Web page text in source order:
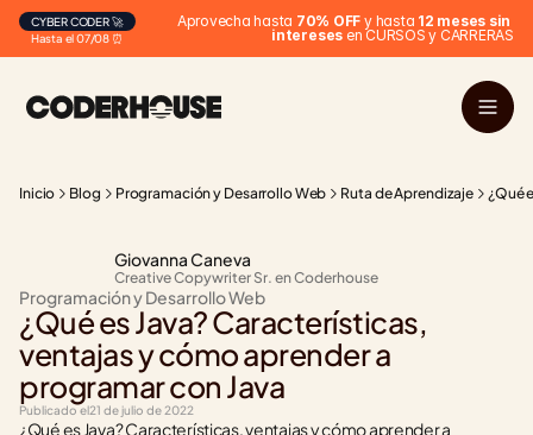
Hasta el 07/08 ⏰
CYBER CODER 🚀 Aprovecha hasta 70% OFF y hasta 12 meses sin
intereses en CURSOS y CARRERAS
Inicio Blog Programación y Desarrollo Web Ruta de Aprendizaje ¿Qué
Giovanna Caneva
Creative Copywriter Sr. en Coderhouse
Programación y Desarrollo Web
¿Qué es Java? Características,
ventajas y cómo aprender a
programar con Java
Publicado el21 de julio de 2022
¿Qué es Java? Características, ventajas y cómo aprender a